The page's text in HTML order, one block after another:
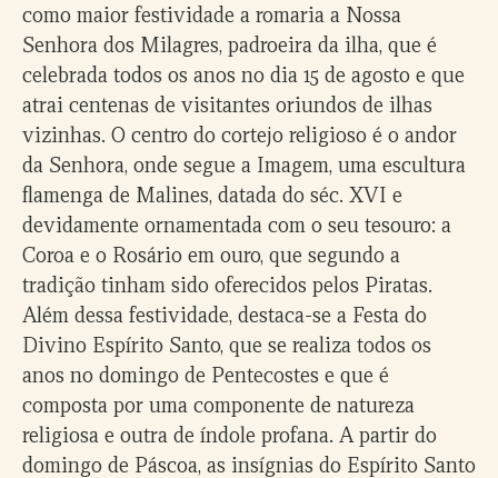
como maior festividade a romaria a Nossa
Senhora dos Milagres, padroeira da ilha, que é
celebrada todos os anos no dia 15 de agosto e que
atrai centenas de visitantes oriundos de ilhas
vizinhas. O centro do cortejo religioso é o andor
da Senhora, onde segue a Imagem, uma escultura
flamenga de Malines, datada do séc. XVI e
devidamente ornamentada com o seu tesouro: a
Coroa e o Rosário em ouro, que segundo a
tradição tinham sido oferecidos pelos Piratas.
Além dessa festividade, destaca-se a Festa do
Divino Espírito Santo, que se realiza todos os
anos no domingo de Pentecostes e que é
composta por uma componente de natureza
religiosa e outra de índole profana. A partir do
domingo de Páscoa, as insígnias do Espírito Santo